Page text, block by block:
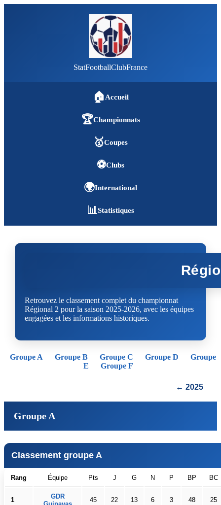
StatFootballClubFrance
🏠 Accueil
🏆Championnats
🥇Coupes
⚽Clubs
🌍International
📊Statistiques
Retrouvez le classement complet du championnat
Régional 2 pour la saison 2025-2026, avec les équipes
engagées et les informations historiques.
Groupe A Groupe B Groupe C Groupe D
Groupe
E
Groupe F
← 2025
Groupe A
Classement groupe A
Rang Équipe Pts J G N P BP BC
1
GDR
45 22 13 6 3 48 25